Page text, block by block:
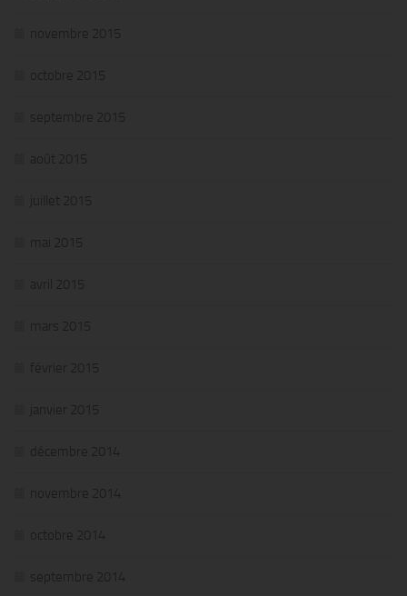
novembre 2015
octobre 2015
septembre 2015
août 2015
juillet 2015
mai 2015
avril 2015
mars 2015
février 2015
janvier 2015
décembre 2014
novembre 2014
octobre 2014
septembre 2014